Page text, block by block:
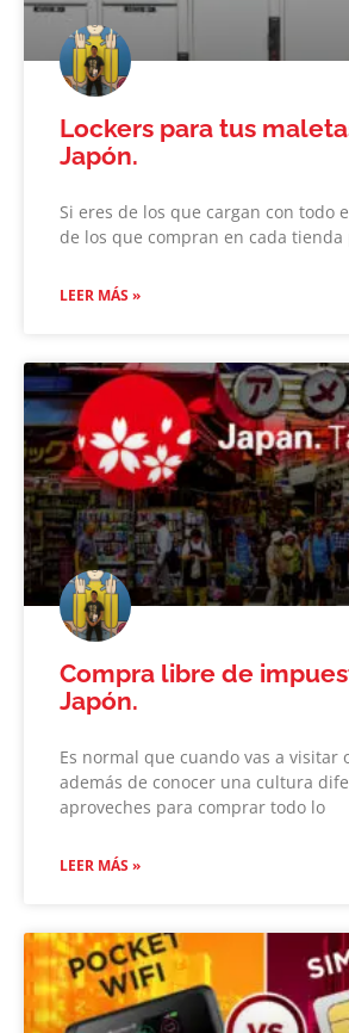
Lockers para tus
Japón.
Si eres de los que cargan con todo
de los que compran en cada tienda
LEER MÁS »
Compra libre de
Japón.
Es normal que cuando vas a visitar
además de conocer una cultura
aproveches para comprar todo lo
LEER MÁS »